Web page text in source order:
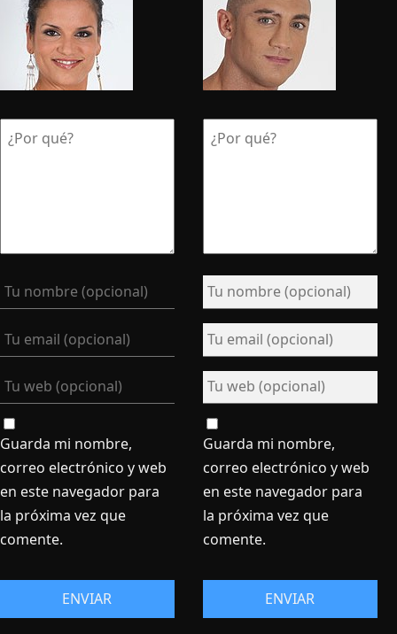
Guarda mi nombre,
correo electrónico y web
en este navegador para
la próxima vez que
comente.
Guarda mi nombre,
correo electrónico y web
en este navegador para
la próxima vez que
comente.